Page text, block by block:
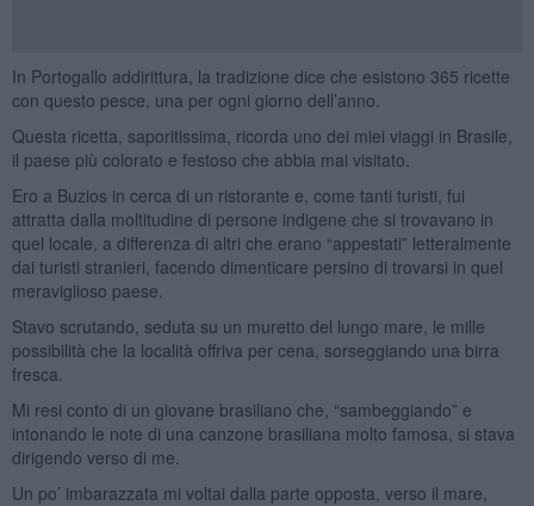
In Portogallo addirittura, la tradizione dice che esistono 365 ricette
con questo pesce, una per ogni giorno dell’anno.
Questa ricetta, saporitissima, ricorda uno dei miei viaggi in Brasile,
il paese più colorato e festoso che abbia mai visitato.
Ero a Buzios in cerca di un ristorante e, come tanti turisti, fui
attratta dalla moltitudine di persone indigene che si trovavano in
quel locale, a differenza di altri che erano “appestati” letteralmente
dai turisti stranieri, facendo dimenticare persino di trovarsi in quel
meraviglioso paese.
Stavo scrutando, seduta su un muretto del lungo mare, le mille
possibilità che la località offriva per cena, sorseggiando una birra
fresca.
Mi resi conto di un giovane brasiliano che, “sambeggiando” e
intonando le note di una canzone brasiliana molto famosa, si stava
dirigendo verso di me.
Un po’ imbarazzata mi voltai dalla parte opposta, verso il mare,